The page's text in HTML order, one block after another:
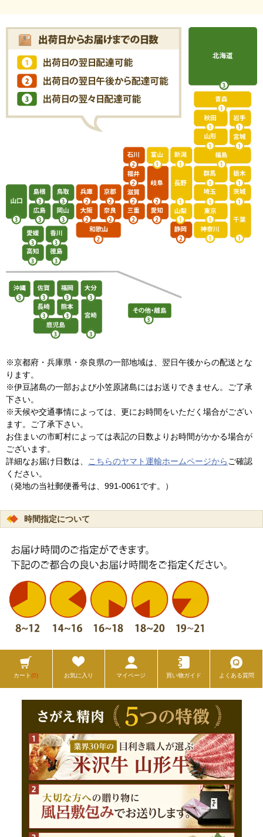
※京都府・兵庫県・奈良県の一部地域は、翌日午後からの配送とな
ります。
※伊豆諸島の一部および小笠原諸島にはお送りできません。ご了承
下さい。
※天候や交通事情によっては、更にお時間をいただく場合がござい
ます。ご了承下さい。
お住まいの市町村によっては表記の日数よりお時間がかかる場合が
ございます。
詳細なお届け日数は、
こちらのヤマト運輸ホームページから ご確認
ください。
（発地の当社郵便番号は、991-0061です。）
時間指定について
カート(0) お気に入り マイページ 買い物ガイド よくある質問